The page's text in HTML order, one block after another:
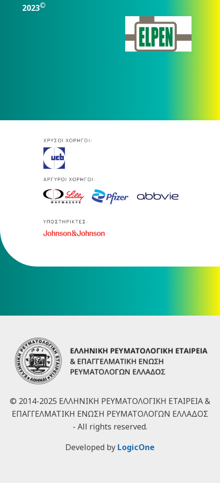
2023©
© 2014-2025 ΕΛΛΗΝΙΚΗ ΡΕΥΜΑΤΟΛΟΓΙΚΗ ΕΤΑΙΡΕΙΑ &
ΕΠΑΓΓΕΛΜΑΤΙΚΗ ΕΝΩΣΗ ΡΕΥΜΑΤΟΛΟΓΩΝ ΕΛΛΑΔΟΣ
- All rights reserved.
Developed by LogicOne